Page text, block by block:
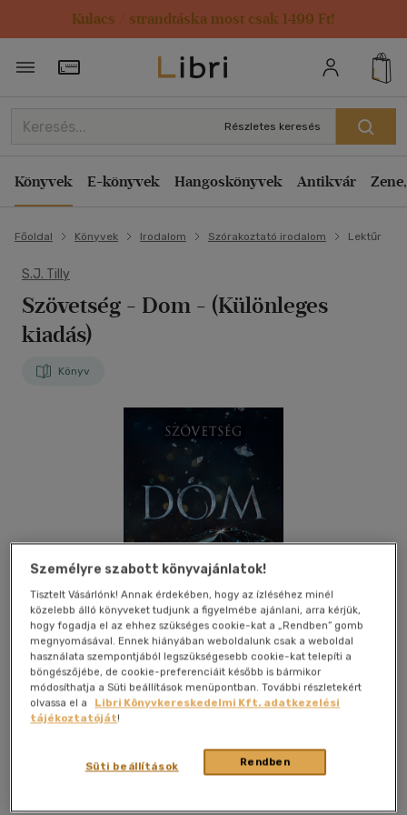
Kulacs / strandtáska most csak 1499 Ft!
Törzsvásárlói Kártya adatai
Részletes keresés
Könyvek E-könyvek Hangoskönyvek Antikvár
Főoldal Könyvek Irodalom Szórakoztató irodalom Lektűr
S.J. Tilly
Szövetség - Dom - (Különleges
kiadás)
Könyv
Beleolvasok
Személyre szabott könyvajánlatok!
Tisztelt Vásárlónk! Annak érdekében, hogy az ízléséhez minél
közelebb álló könyveket tudjunk a figyelmébe ajánlani, arra kérjük,
hogy fogadja el az ehhez szükséges cookie-kat a „Rendben” gomb
megnyomásával. Ennek hiányában weboldalunk csak a weboldal
használata szempontjából legszükségesebb cookie-kat telepíti a
böngészőjébe, de cookie-preferenciáit később is bármikor
módosíthatja a Süti beállítások menüpontban. További részletekért
olvassa el a
Libri Könyvkereskedelmi Kft. adatkezelési
tájékoztatóját!
Rendben
Süti beállítások